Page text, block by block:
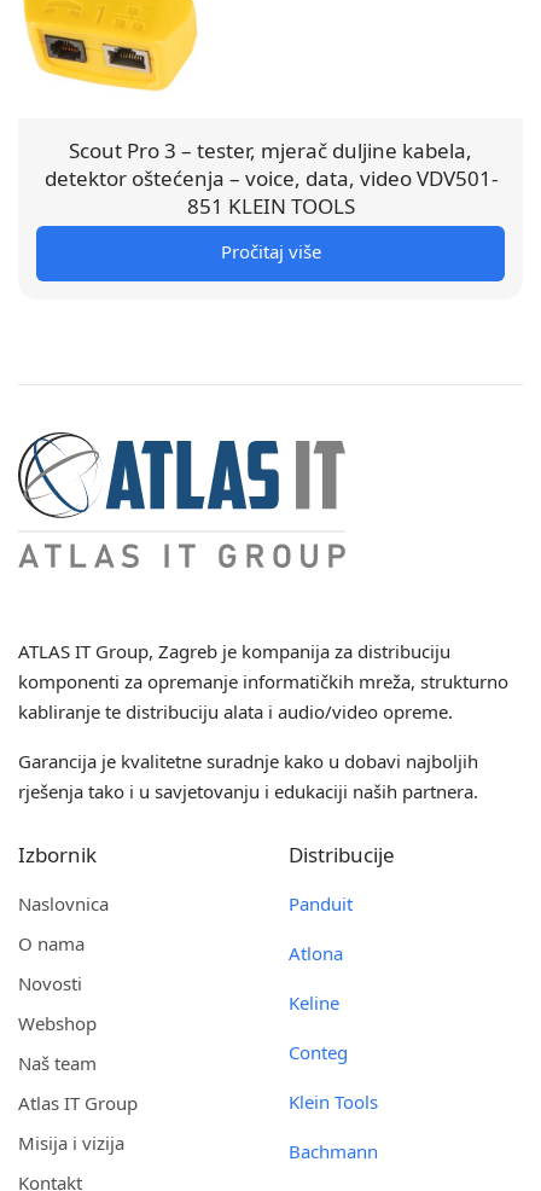
Scout Pro 3 – tester, mjerač duljine kabela,
detektor oštećenja – voice, data, video VDV501-
851 KLEIN TOOLS
Pročitaj više
ATLAS IT Group, Zagreb je kompanija za distribuciju
komponenti za opremanje informatičkih mreža, strukturno
kabliranje te distribuciju alata i audio/video opreme.
Garancija je kvalitetne suradnje kako u dobavi najboljih
rješenja tako i u savjetovanju i edukaciji naših partnera.
Izbornik
Naslovnica
O nama
Novosti
Webshop
Naš team
Atlas IT Group
Misija i vizija
Kontakt
Distribucije
Panduit
Atlona
Keline
Conteg
Klein Tools
Bachmann